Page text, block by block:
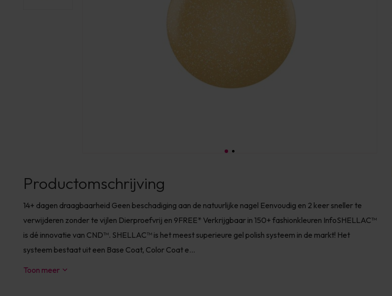
Productomschrijving
14+ dagen draagbaarheid Geen beschadiging aan de natuurlijke nagel Eenvoudig en 2 keer sneller te
verwijderen zonder te vijlen Dierproefvrij en 9FREE* Verkrijgbaar in 150+ fashionkleuren InfoSHELLAC™
is dé innovatie van CND™. SHELLAC™ is het meest superieure gel polish systeem in de markt! Het
systeem bestaat uit een Base Coat, Color Coat e...
Toon meer